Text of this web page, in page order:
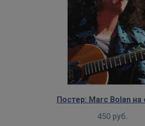
Постер: Marc Bolan на
450 руб.